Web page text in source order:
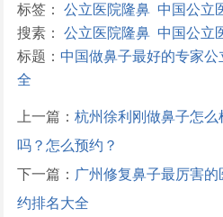
标签：公立医院隆鼻 中国公立
搜素：公立医院隆鼻 中国公立
标题： 中国做鼻子最好的专家
全
上一篇：杭州徐利刚做鼻子怎
吗？怎么预约？
下一篇： 广州修复鼻子最厉害
约排名大全